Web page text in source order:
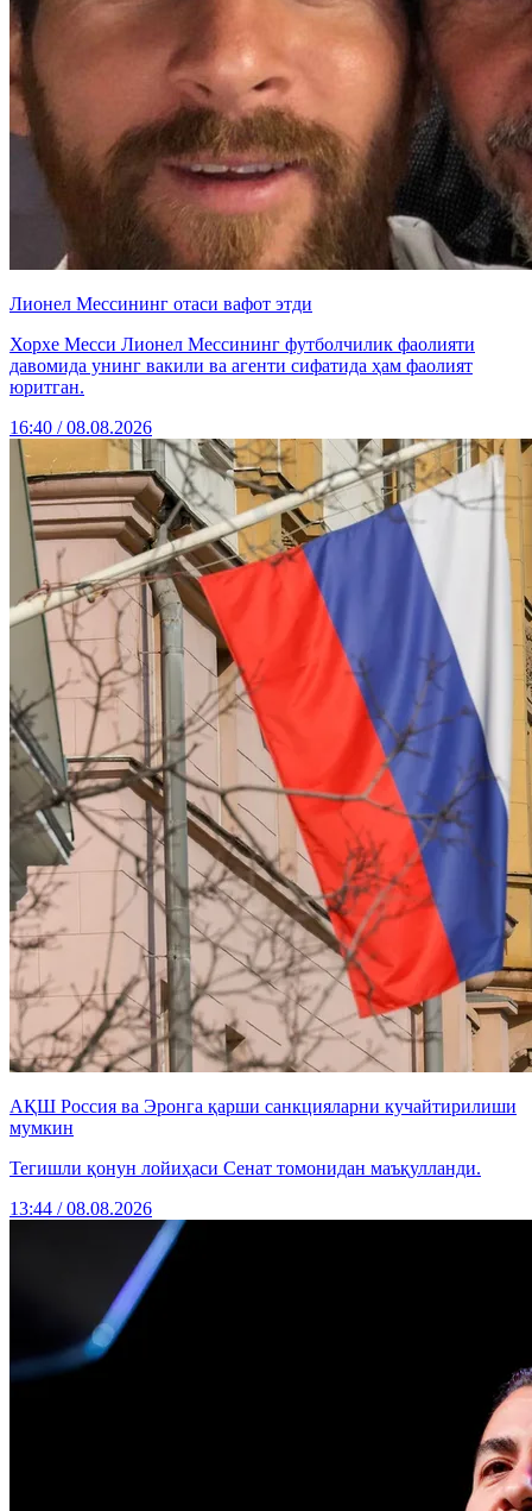
Лионел Мессининг отаси вафот этди
Хорхе Месси Лионел Мессининг футболчилик фаолияти
давомида унинг вакили ва агенти сифатида ҳам фаолият
юритган.
16:40 / 08.08.2026
АҚШ Россия ва Эронга қарши санкцияларни кучайтирилиши
мумкин
Тегишли қонун лойиҳаси Сенат томонидан маъқулланди.
13:44 / 08.08.2026